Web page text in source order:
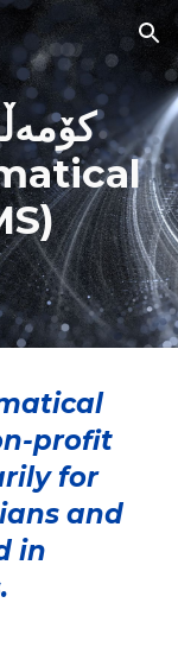
Skip to navigation
profit
for
and
in